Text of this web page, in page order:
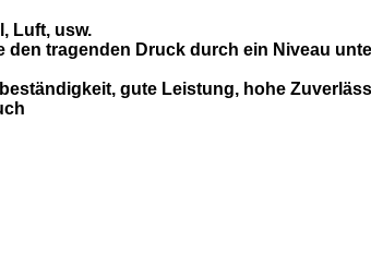
Luft, usw.
den tragenden Druck durch ein Niveau
gute Leistung, hohe